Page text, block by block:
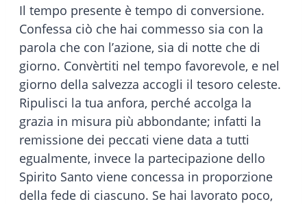
Il tempo presente è tempo di conversione.
Confessa ciò che hai commesso sia con la
parola che con l’azione, sia di notte che di
giorno. Convèrtiti nel tempo favorevole, e nel
giorno della salvezza accogli il tesoro celeste.
Ripulisci la tua anfora, perché accolga la
grazia in misura più abbondante; infatti la
remissione dei peccati viene data a tutti
egualmente, invece la partecipazione dello
Spirito Santo viene concessa in proporzione
della fede di ciascuno. Se hai lavorato poco,